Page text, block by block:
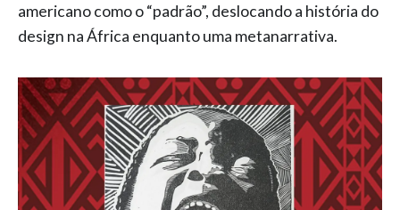
americano como o “padrão”, deslocando a história do
design na África enquanto uma metanarrativa.